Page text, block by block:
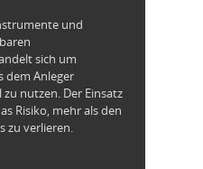
und
sich um
dem Anleger
nutzen. Der Einsatz
Risiko, mehr als den
zu verlieren.